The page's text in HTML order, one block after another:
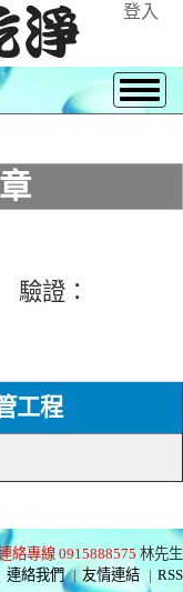
登入
驗證：
工程
絡專線 0915888575 林先生
連絡我們 | 友情連結 | RSS